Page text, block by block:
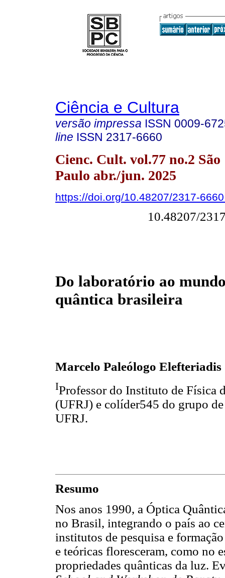
Ciência e Cultura
versão impressa ISSN 0009-
line ISSN 2317-6660
Cienc. Cult. vol.77 no.2 São
Paulo abr./jun. 2025
https://doi.org/10.48207/2317-
10.48207/
Do laboratório ao
quântica brasileira
Marcelo Paleólogo Elefteriadis
IProfessor do Instituto de Física
(UFRJ) e colíder545 do grupo
UFRJ.
Resumo
Nos anos 1990, a Óptica
no Brasil, integrando o país ao
institutos de pesquisa e
e teóricas floresceram, como no
propriedades quânticas da luz.